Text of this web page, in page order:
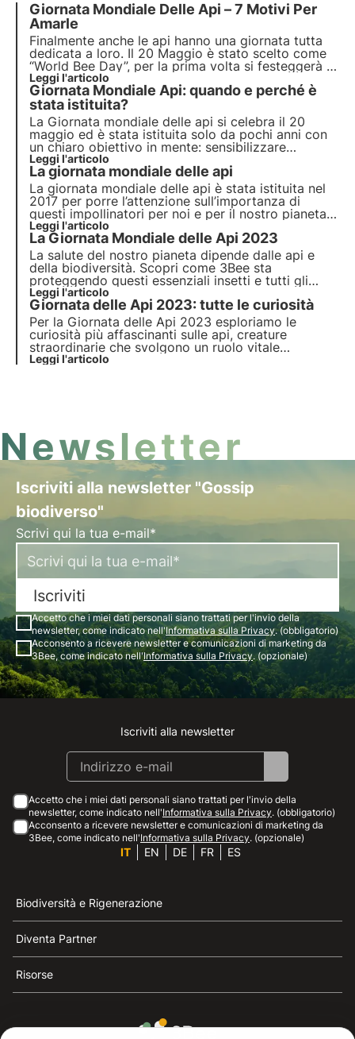
Giornata Mondiale Delle Api – 7 Motivi Per
Amarle
Finalmente anche le api hanno una giornata tutta
dedicata a loro. Il 20 Maggio è stato scelto come
“World Bee Day”, per la prima volta si festeggerà in
tutto il mondo. L’Assemblea Generale delle Nazioni
Unite ha adottato la risoluzione che indica questa
come data ufficiale per la Giornata delle Api.
Leggi l'articolo
Giornata Mondiale Api: quando e perché è
stata istituita?
La Giornata mondiale delle api si celebra il 20
maggio ed è stata istituita solo da pochi anni con
un chiaro obiettivo in mente: sensibilizzare
l’opinione pubblica mondiale riguardo
all’importanza degli impollinatori, al ruolo che
rivestono nell’ambito dello sviluppo sostenibile.
Leggi l'articolo
La giornata mondiale delle api
La giornata mondiale delle api è stata istituita nel
2017 per porre l’attenzione sull’importanza di
questi impollinatori per noi e per il nostro pianeta.
Per anni, le api hanno contribuito silenziosamente
al nostro benessere, ma negli ultimi decenni il loro
benessere è sempre più a rischio.
Leggi l'articolo
La Giornata Mondiale delle Api 2023
La salute del nostro pianeta dipende dalle api e
della biodiversità. Scopri come 3Bee sta
proteggendo questi essenziali insetti e tutti gli
impollinatori in occasione della Giornata Mondiale
delle Api 2023.
Leggi l'articolo
Giornata delle Api 2023: tutte le curiosità
Per la Giornata delle Api 2023 esploriamo le
curiosità più affascinanti sulle api, creature
straordinarie che svolgono un ruolo vitale
nell'ecosistema. Dalle loro abilità di volo alle
Leggi l'articolo
Newsletter
Iscriviti alla newsletter "Gossip
biodiverso"
Scrivi qui la tua e-mail*
Iscriviti
Accetto che i miei dati personali siano trattati per l'invio della
newsletter, come indicato nell'Informativa sulla Privacy. (obbligatorio)
Acconsento a ricevere newsletter e comunicazioni di marketing da
3Bee, come indicato nell'Informativa sulla Privacy. (opzionale)
Instagram
Facebook
Linkedin
Youtube
Iscriviti alla newsletter
Accetto che i miei dati personali siano trattati per l'invio della
newsletter, come indicato nell'Informativa sulla Privacy. (obbligatorio)
Acconsento a ricevere newsletter e comunicazioni di marketing da
3Bee, come indicato nell'Informativa sulla Privacy. (opzionale)
IT EN DE FR ES
Biodiversità e Rigenerazione
Diventa Partner
Risorse